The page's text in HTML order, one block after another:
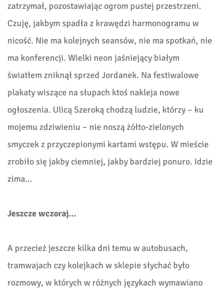
zatrzymał, pozostawiając ogrom pustej przestrzeni.
Czuję, jakbym spadła z krawędzi harmonogramu w
nicość. Nie ma kolejnych seansów, nie ma spotkań, nie
ma konferencji. Wielki neon jaśniejący białym
światłem zniknął sprzed Jordanek. Na festiwalowe
plakaty wiszące na słupach ktoś nakleja nowe
ogłoszenia. Ulicą Szeroką chodzą ludzie, którzy – ku
mojemu zdziwieniu – nie noszą żółto-zielonych
smyczek z przyczepionymi kartami wstępu. W mieście
zrobiło się jakby ciemniej, jakby bardziej ponuro. Idzie
zima…
Jeszcze wczoraj…
A przecież jeszcze kilka dni temu w autobusach,
tramwajach czy kolejkach w sklepie słychać było
rozmowy, w których w różnych językach wymawiano